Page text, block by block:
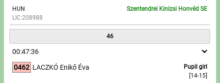
HUN
LIC:208988
Szentendrei Kinizsi Honvéd SE
46
00:47:36
0462
Pupil girl
[14-15]
LACZKÓ Enikő Éva